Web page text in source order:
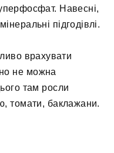
Навесні,
підгодівлі.
врахувати
не можна
там росли
томати, баклажани.